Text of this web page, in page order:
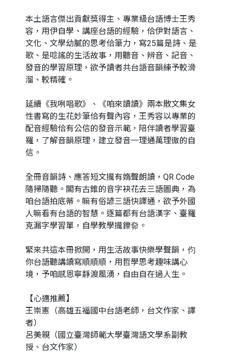
本土語言傑出貢獻獎得主、專業級台語博士王秀
容，用伊自學、講座台語的經驗，佮伊對語言、
文化、文學幼膩的思考佮筆力，寫25篇是詩、是
歌、是唸謠的生活故事，用聽音、辨音、記音、
發音的學習原理，欲予讀者共台語音韻練予較滑
溜、較精確。
延續《我咧唱歌》、《咱來讀讀》兩本散文集女
性書寫的生花妙筆佮有聲內容，王秀容以專業的
配音經驗佮有公信的發音示範，陪伴讀者學習臺
羅，了解音韻原理，建立發音一理通萬理徹的自
信。
全冊音韻詩、應答短文攏有媠聲朗讀，QR Code
隨掃隨聽。閣有古錐的音字袂花去三語圖典，為
咱台語拍底蒂。嘛有俗諺三語快譯通，欲予外國
人嘛看有台語的智慧。逐篇都有台語漢字、臺羅
克漏字學習單，自學教學攏鑠奅。
緊來共這本冊掀開，用生活故事快樂學聲韻，伨
你台語聽講讀寫順順順，用哲學思考趣味講心
境，予咱感恩寧靜渡風湧，自由自在過人生。
【心適推薦】
王崇憲（高雄五福國中台語老師，台文作家、譯
者）
呂美親（國立臺灣師範大學臺灣語文學系副教
授、台文作家）